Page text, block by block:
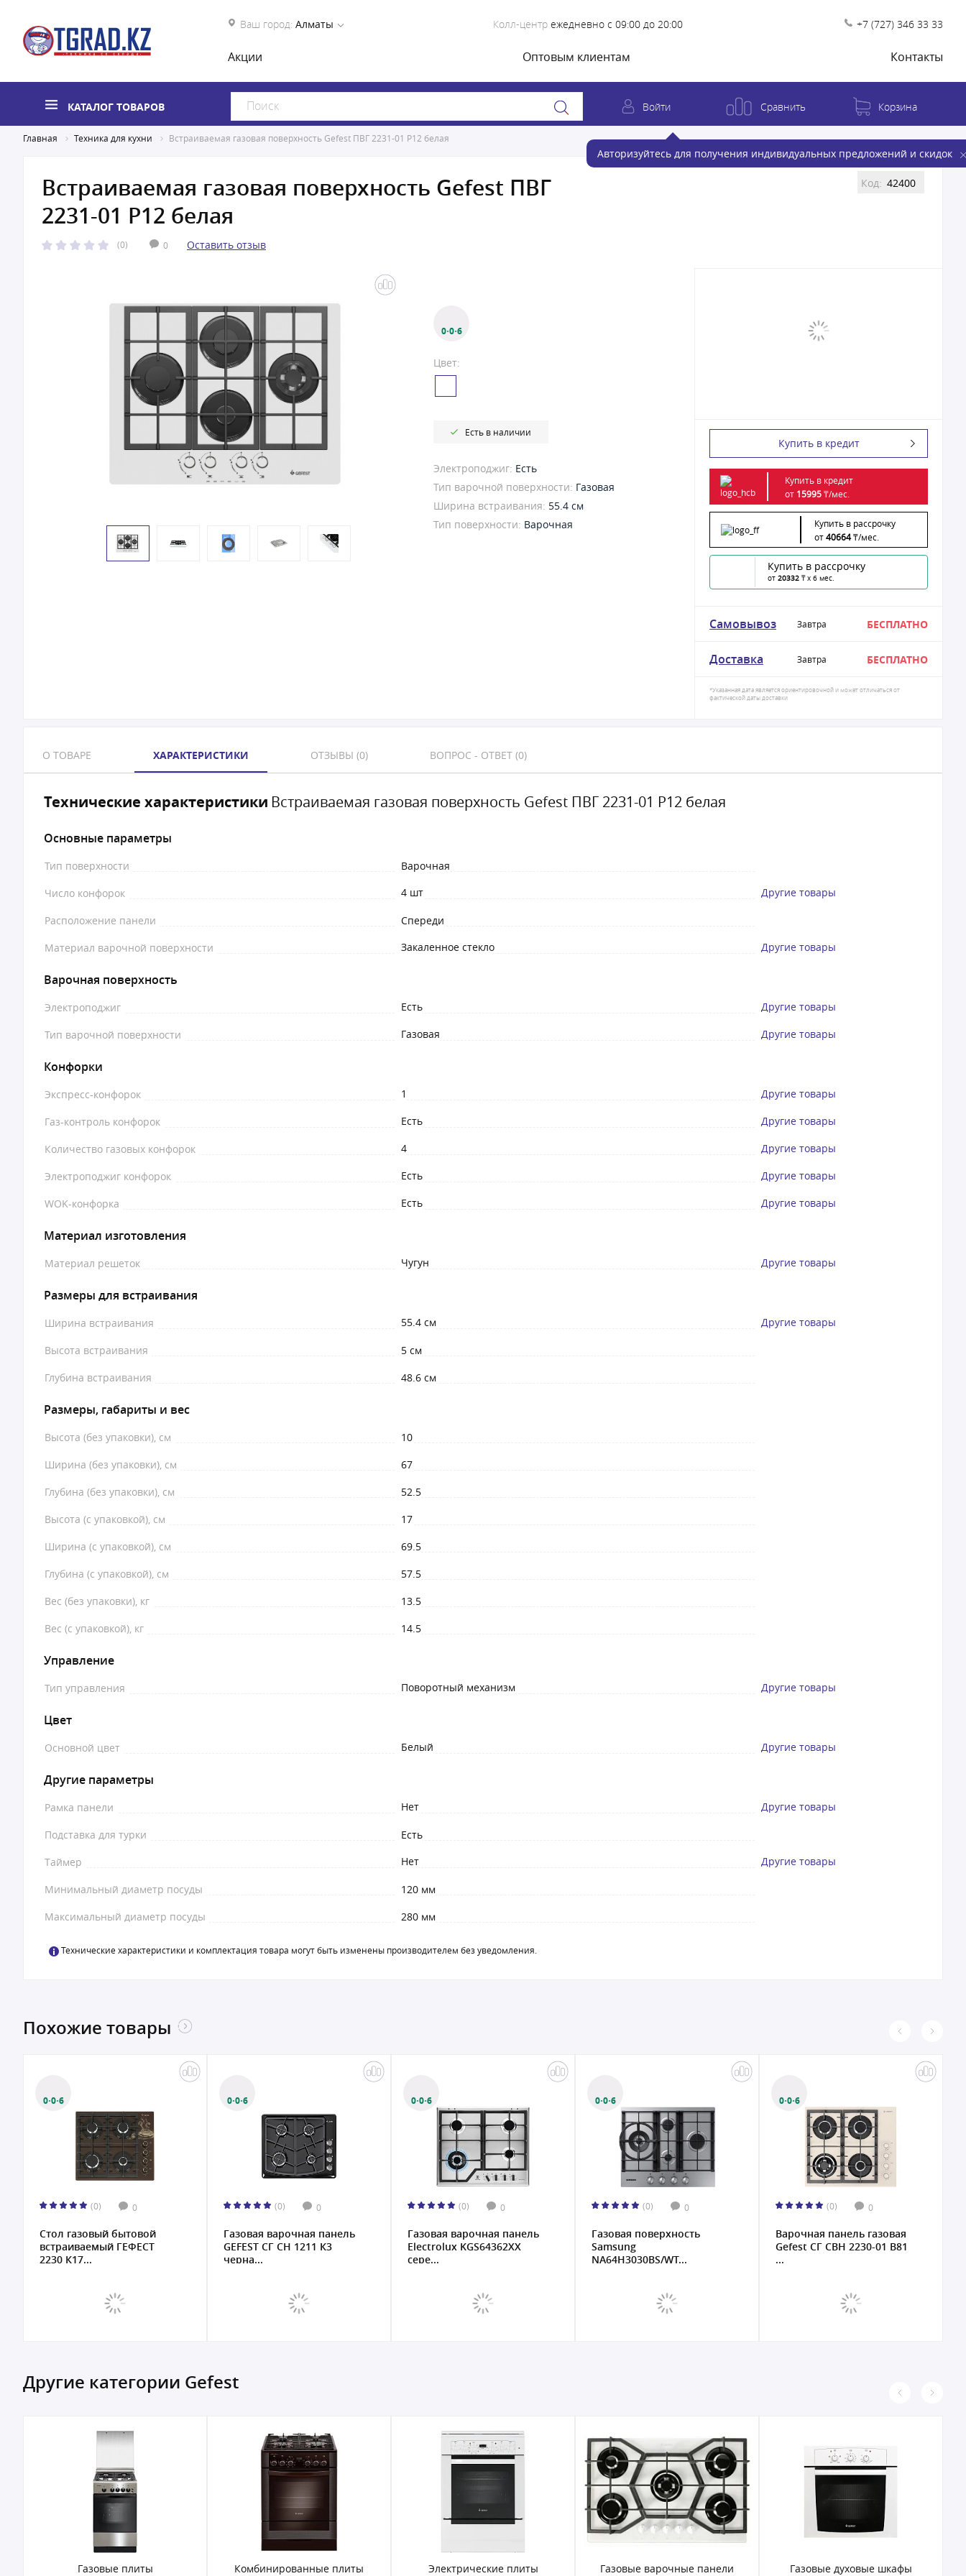
Ваш город: Алматы Колл-центр ежедневно с 09:00 до 20:00 +7 (727) 346 33 33
Акции Оптовым клиентам Контакты
КАТАЛОГ ТОВАРОВ Войти
Авторизуйтесь для получения индивидуальных предложений и скидок
Сравнить Корзина
Главная Техника для кухни Встраиваемая газовая поверхность Gefest ПВГ 2231-01 Р12 белая
Встраиваемая газовая поверхность Gefest ПВГ
2231-01 Р12 белая
(0) 0 Оставить отзыв
Код: 42400
0·0·6
Цвет:
Есть в наличии
Электроподжиг: Есть
Тип варочной поверхности: Газовая
Ширина встраивания: 55.4 см
Тип поверхности: Варочная
Купить в кредит
Купить в кредит
от 15995₸/мес.
Купить в рассрочку
от40664₸/мес.
Купить в рассрочку
от 20332 ₸ x 6 мес.
Самовывоз Завтра БЕСПЛАТНО
Доставка Завтра БЕСПЛАТНО
*Указанная дата является ориентировочной и может отличаться от
фактической даты доставки
О ТОВАРЕ ХАРАКТЕРИСТИКИ ОТЗЫВЫ (0) ВОПРОС - ОТВЕТ (0)
Технические характеристики Встраиваемая газовая поверхность Gefest ПВГ 2231-01 Р12 белая
Основные параметры
Тип поверхности
Варочная
Число конфорок
4 шт Другие товары
Расположение панели
Спереди
Материал варочной поверхности
Закаленное стекло Другие товары
Варочная поверхность
Электроподжиг Есть Другие товары
Тип варочной поверхности Газовая Другие товары
Конфорки
Экспресс-конфорок 1 Другие товары
Газ-контроль конфорок Есть Другие товары
Количество газовых конфорок 4 Другие товары
Электроподжиг конфорок Есть Другие товары
WOK-конфорка Есть Другие товары
Материал изготовления
Материал решеток Чугун Другие товары
Размеры для встраивания
Ширина встраивания 55.4 см Другие товары
Высота встраивания
5 см
Глубина встраивания
48.6 см
Размеры, габариты и вес
Высота (без упаковки), см
10
Ширина (без упаковки), см
67
Глубина (без упаковки), см
52.5
Высота (с упаковкой), см
17
Ширина (с упаковкой), см
69.5
Глубина (с упаковкой), см
57.5
Вес (без упаковки), кг
13.5
Вес (с упаковкой), кг
14.5
Управление
Тип управления Поворотный механизм Другие товары
Цвет
Основной цвет Белый Другие товары
Другие параметры
Рамка панели Нет Другие товары
Подставка для турки
Есть
Таймер
Нет Другие товары
Минимальный диаметр посуды
120 мм
Максимальный диаметр посуды
280 мм
Технические характеристики и комплектация товара могут быть изменены производителем без уведомления.
Похожие товары
Газовая варочная панель
GEFEST СГ СН 1211 К3
Газовая варочная панель
Electrolux KGS64362XX
Газовая поверхность
Samsung
Варочная панель газовая
Gefest СГ СВН 2230-01 B81
...
Варочная панель газовая
Oasis P-GW FN белая...
Другие категории Gefest
Комбинированные плиты Электрические плиты Газовые варочные панели Газовые духовые шкафы Электрические духовые